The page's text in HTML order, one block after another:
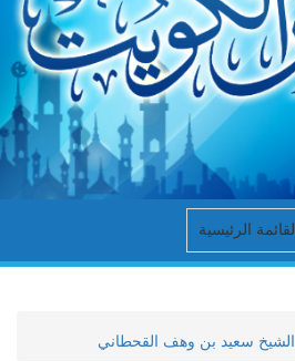
القائمة الرئيسية
الشيخ سعيد بن وهف القحطاني